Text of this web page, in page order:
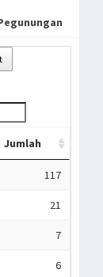
Jumlah
117
21
7
6